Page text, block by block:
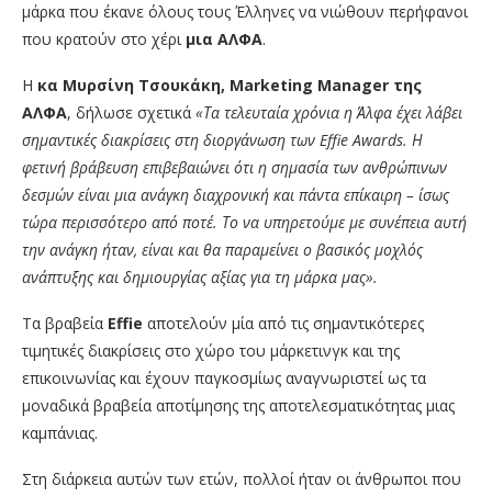
μάρκα που έκανε όλους τους Έλληνες να νιώθουν περήφανοι
που κρατούν στο χέρι μια ΑΛΦΑ.
Η κα Μυρσίνη Τσουκάκη, Marketing Manager της
ΑΛΦΑ, δήλωσε σχετικά «Τα τελευταία χρόνια η Άλφα έχει λάβει
σημαντικές διακρίσεις στη διοργάνωση των Effie Awards. Η
φετινή βράβευση επιβεβαιώνει ότι η σημασία των ανθρώπινων
δεσμών είναι μια ανάγκη διαχρονική και πάντα επίκαιρη – ίσως
τώρα περισσότερο από ποτέ. Το να υπηρετούμε με συνέπεια αυτή
την ανάγκη ήταν, είναι και θα παραμείνει ο βασικός μοχλός
ανάπτυξης και δημιουργίας αξίας για τη μάρκα μας».
Τα βραβεία Effie αποτελούν μία από τις σημαντικότερες
τιμητικές διακρίσεις στο χώρο του μάρκετινγκ και της
επικοινωνίας και έχουν παγκοσμίως αναγνωριστεί ως τα
μοναδικά βραβεία αποτίμησης της αποτελεσματικότητας μιας
καμπάνιας.
Στη διάρκεια αυτών των ετών, πολλοί ήταν οι άνθρωποι που